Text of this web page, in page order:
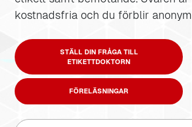
kostnadsfria och du förblir anonym
STÄLL DIN FRÅGA TILL
ETIKETTDOKTORN
FÖRELÄSNINGAR